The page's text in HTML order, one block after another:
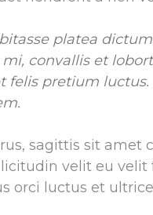
platea
mi, convallis et
felis pretium
sagittis sit amet
velit eu
orci luctus et